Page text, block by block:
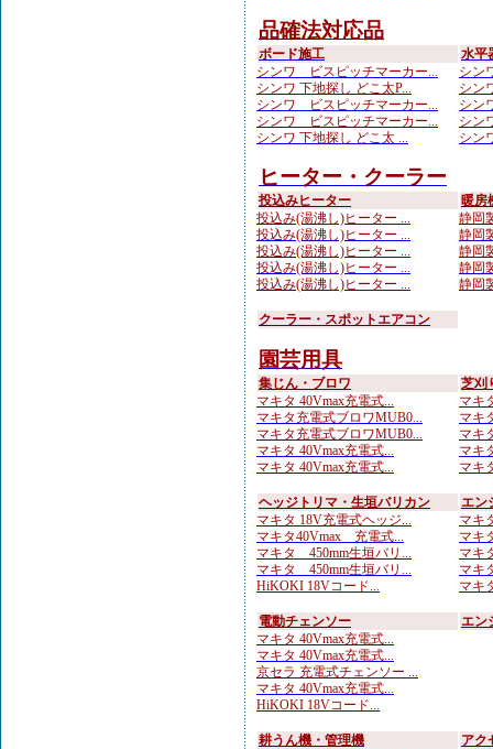
品確法対応品
ボード施工
シンワ ビスピッチマーカー...
シンワ 下地探し どこ太P...
シンワ ビスピッチマーカー...
シンワ ビスピッチマーカー...
シンワ 下地探し どこ太 ...
水平
シン
シン
シン
シン
シン
ヒーター・クーラー
投込みヒーター
投込み(湯沸し)ヒーター ...
投込み(湯沸し)ヒーター ...
投込み(湯沸し)ヒーター ...
投込み(湯沸し)ヒーター ...
投込み(湯沸し)ヒーター ...
暖房
静岡
静岡
静岡
静岡
静岡
クーラー・スポットエアコン
園芸用具
集じん・ブロワ
マキタ 40Vmax充電式...
マキタ充電式ブロワMUB0...
マキタ充電式ブロワMUB0...
マキタ 40Vmax充電式...
マキタ 40Vmax充電式...
芝刈
マキ
マキ
マキ
マキ
マキ
ヘッジトリマ・生垣バリカン
マキタ 18V充電式ヘッジ...
マキタ40Vmax 充電式...
マキタ 450mm生垣バリ...
マキタ 450mm生垣バリ...
HiKOKI 18Vコード...
エン
マキ
マキ
マキ
マキ
マキ
電動チェンソー
マキタ 40Vmax充電式...
マキタ 40Vmax充電式...
京セラ 充電式チェンソー ...
マキタ 40Vmax充電式...
HiKOKI 18Vコード...
エン
耕うん機・管理機
アク